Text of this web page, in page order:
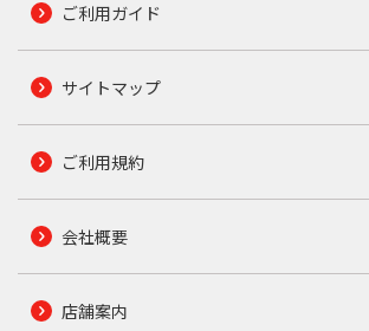
ご利用ガイド
サイトマップ
ご利用規約
会社概要
店舗案内